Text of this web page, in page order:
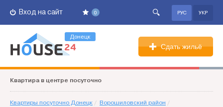
0
Вход на сайт РУС УКР
Донецк
Сдать жильё
Квартира в центре посуточно
Квартиры посуточно Донецк / Ворошиловский район /